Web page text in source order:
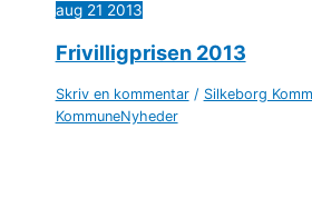
aug 21 2013
Frivilligprisen 2013
Skriv en kommentar / Silkeborg
KommuneNyheder